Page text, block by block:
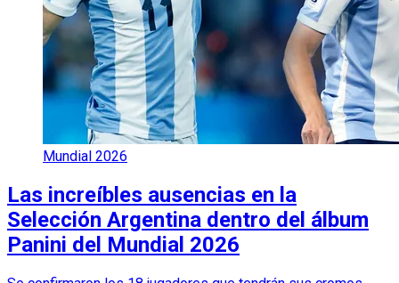
Mundial 2026
Las increíbles ausencias en la
Selección Argentina dentro del álbum
Panini del Mundial 2026